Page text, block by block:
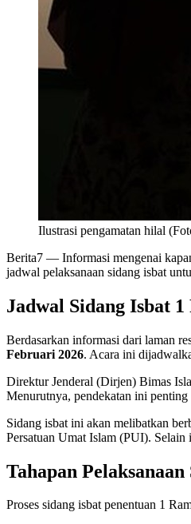
Ilustrasi pengamatan hilal
Berita7 — Informasi mengenai
jadwal pelaksanaan sidang isbat
Jadwal Sidang Isbat 1
Berdasarkan informasi dari laman
Februari 2026. Acara ini
Direktur Jenderal (Dirjen) Bimas
Menurutnya, pendekatan ini
Sidang isbat ini akan melibatkan
Persatuan Umat Islam (PUI).
Tahapan
Proses sidang isbat penentuan 1